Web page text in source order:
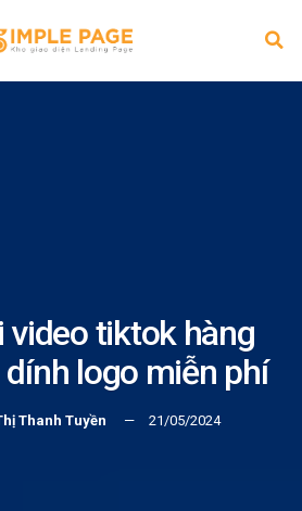
video tiktok hàng
logo miễn phí
Thanh Tuyền 21/05/2024